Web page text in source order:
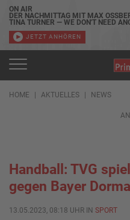
ON AIR
DER NACHMITTAG MIT MAX
TINA TURNER — WE DON'T NEED
JETZT ANHÖREN
HOME AKTUELLES NEWS
Handball: TVG
gegen Bayer
13.05.2023, 08:18 UHR IN SPORT